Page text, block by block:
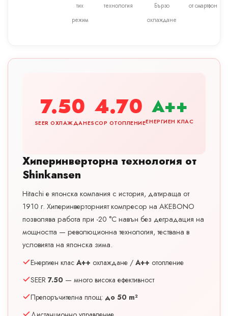
тих
режим
технология
Бързо
охлаждане
от смартфон
7.50
SEER ОХЛАЖДАНЕ
4.70
SCOP ОТОПЛЕНИЕ
A++
ЕНЕРГИЕН КЛАС
Хиперинверторна технология от
Shinkansen
Hitachi е японска компания с история, датираща от
1910 г. Хиперинверторният компресор на AKEBONO
позволява работа при -20 °C навън без деградация на
мощността — революционна технология, тествана в
условията на японска зима.
Енергиен клас A++ охлаждане / A++ отопление
SEER 7.50 — много висока ефективност
Препоръчителна площ: до 50 m²